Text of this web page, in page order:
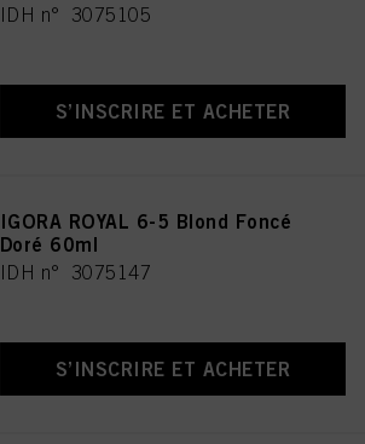
IDH n° 3075105
S’INSCRIRE ET ACHETER
IGORA ROYAL 6-5 Blond Foncé
Doré 60ml
IDH n° 3075147
S’INSCRIRE ET ACHETER